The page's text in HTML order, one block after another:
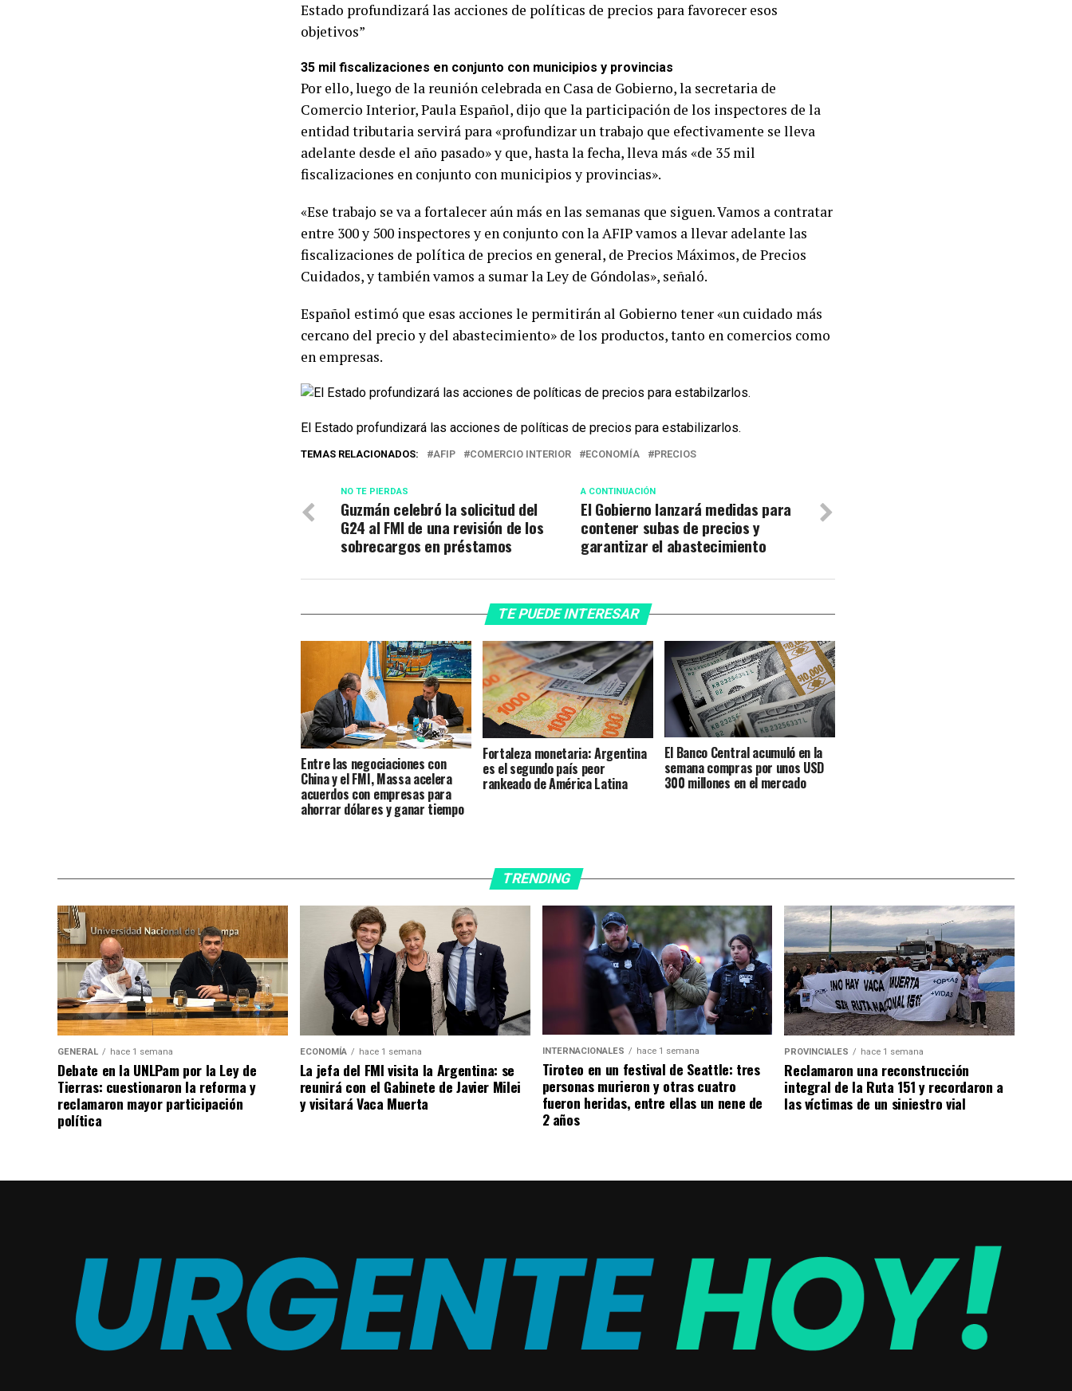
Estado profundizará las acciones de políticas de precios para favorecer esos
objetivos”
35 mil fiscalizaciones en conjunto con municipios y provincias
Por ello, luego de la reunión celebrada en Casa de Gobierno, la secretaria de
Comercio Interior, Paula Español, dijo que la participación de los inspectores de la
entidad tributaria servirá para «profundizar un trabajo que efectivamente se lleva
adelante desde el año pasado» y que, hasta la fecha, lleva más «de 35 mil
fiscalizaciones en conjunto con municipios y provincias».
«Ese trabajo se va a fortalecer aún más en las semanas que siguen. Vamos a contratar
entre 300 y 500 inspectores y en conjunto con la AFIP vamos a llevar adelante las
fiscalizaciones de política de precios en general, de Precios Máximos, de Precios
Cuidados, y también vamos a sumar la Ley de Góndolas», señaló.
Español estimó que esas acciones le permitirán al Gobierno tener «un cuidado más
cercano del precio y del abastecimiento» de los productos, tanto en comercios como
en empresas.
El Estado profundizará las acciones de políticas de precios para estabilizarlos.
TEMAS RELACIONADOS: AFIP COMERCIO INTERIOR ECONOMÍA PRECIOS
A CONTINUACIÓN
El Gobierno lanzará medidas para
contener subas de precios y
garantizar el abastecimiento
NO TE PIERDAS
Guzmán celebró la solicitud del
G24 al FMI de una revisión de los
sobrecargos en préstamos
TE PUEDE INTERESAR
Entre las negociaciones con
China y el FMI, Massa acelera
acuerdos con empresas para
ahorrar dólares y ganar tiempo
Fortaleza monetaria: Argentina
es el segundo país peor
rankeado de América Latina
El Banco Central acumuló en la
semana compras por unos USD
300 millones en el mercado
TRENDING
GENERAL hace 1 semana
Debate en la UNLPam por la Ley de
Tierras: cuestionaron la reforma y
reclamaron mayor participación
política
ECONOMÍA hace 1 semana
La jefa del FMI visita la Argentina: se
reunirá con el Gabinete de Javier Milei
y visitará Vaca Muerta
INTERNACIONALES hace 1 semana
Tiroteo en un festival de Seattle: tres
personas murieron y otras cuatro
fueron heridas, entre ellas un nene de
2 años
PROVINCIALES hace 1 semana
Reclamaron una reconstrucción
integral de la Ruta 151 y recordaron a
las víctimas de un siniestro vial